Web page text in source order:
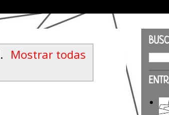
. Mostrar todas